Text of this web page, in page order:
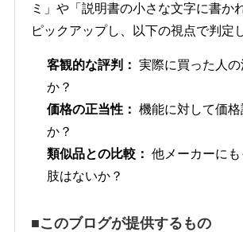
ミ」や「説明書の小さな文字に書か
ピックアップし、以下の視点で判定
客観的な評判： 実際に買った人
か？
価格の正当性： 機能に対して価
か？
類似品との比較： 他メーカーに
肢はないか？
■このブログが提供するもの